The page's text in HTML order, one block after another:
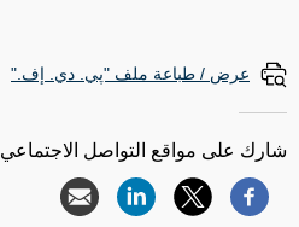
عرض / طباعة ملف "پي. دي. إف."
شارك على مواقع التواصل الاجتماعي